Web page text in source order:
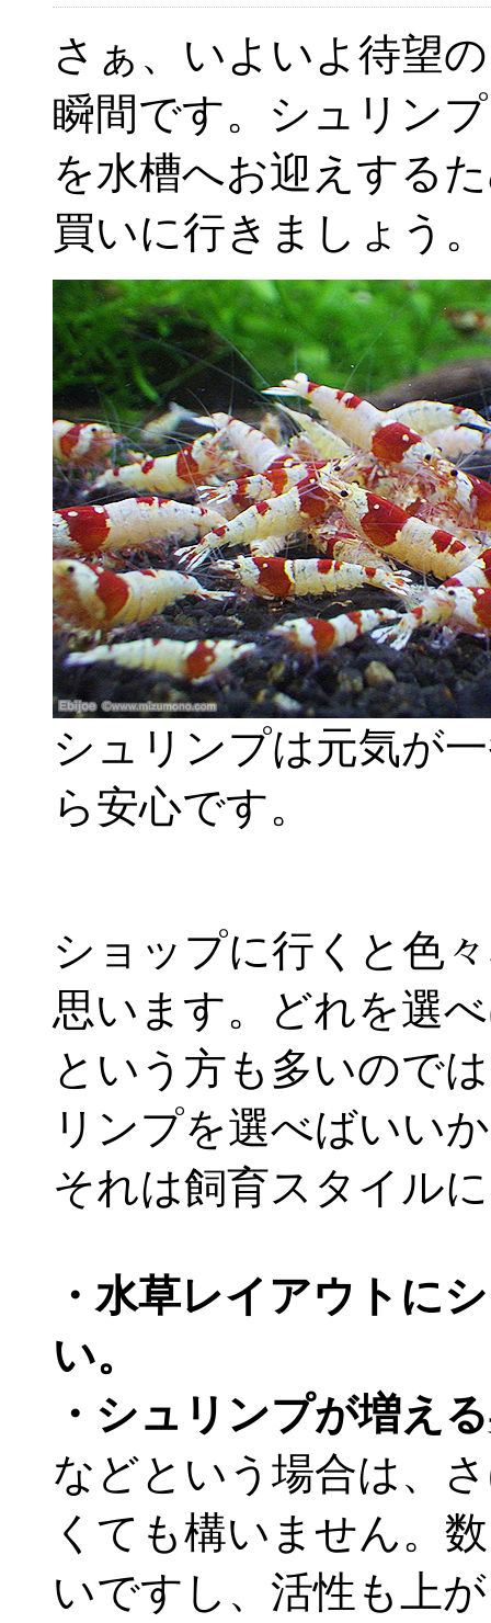
さぁ、いよいよ待望の
瞬間です。シュリンプ
を水槽へお迎えする
買いに行きましょう。
シュリンプは元気が
ら安心です。
ショップに行くと色
思います。どれを選
という方も多いので
リンプを選べばいい
それは飼育スタイル
・水草レイアウトに
い。
・シュリンプが増え
などという場合は、
くても構いません。
いですし、活性も上